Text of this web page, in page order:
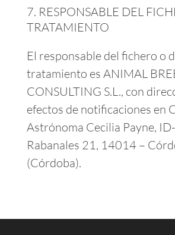
RESPONSABLE DEL
TRATAMIENTO
El responsable del fichero o
tratamiento es ANIMAL
CONSULTING S.L., con
efectos de notificaciones en
Astrónoma Cecilia Payne,
Rabanales 21, 14014 –
(Córdoba).